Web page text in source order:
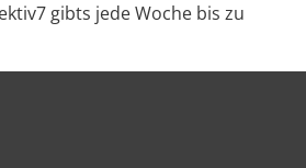
gibts jede Woche bis zu